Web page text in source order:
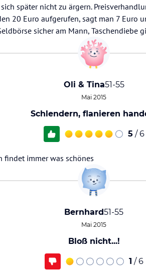
später nicht zu ärgern.
20 Euro aufgerufen, sagt man 7 Euro
sicher am Mann, Taschendiebe
Oli & Tina51-55
Mai 2015
Schlendern, flanieren
5 / 6
findet immer was schönes
Bernhard51-55
Mai 2015
Bloß nicht...!
1 / 6